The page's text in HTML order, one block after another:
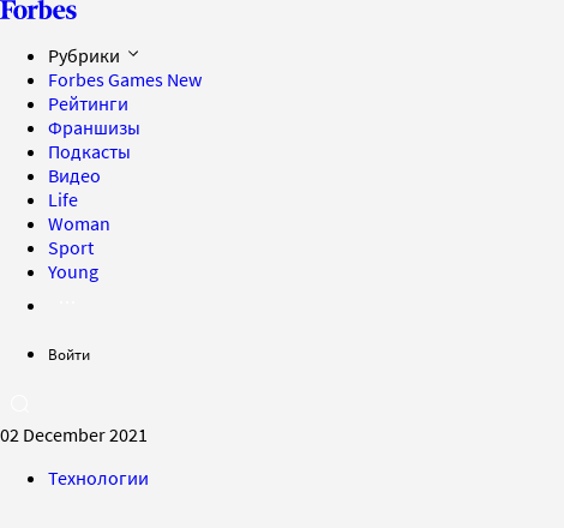
Рубрики
Forbes Games New
Рейтинги
Франшизы
Подкасты
Видео
Life
Woman
Sport
Young
Войти
02 December 2021
Технологии